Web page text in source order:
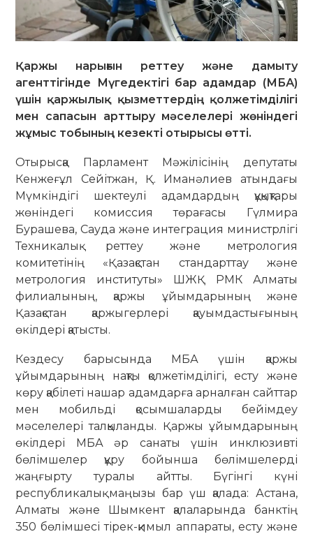
Қаржы нарығын реттеу және дамыту
агенттігінде Мүгедектігі бар адамдар (МБА)
үшін қаржылық қызметтердің қолжетімділігі
мен сапасын арттыру мәселелері жөніндегі
жұмыс тобының кезекті отырысы өтті.
Отырысқа Парламент Мәжілісінің депутаты
Кенжеғұл Сейітжан, Қ. Иманәлиев атындағы
Мүмкіндігі шектеулі адамдардың құқықтары
жөніндегі комиссия төрағасы Гүлмира
Бурашева, Сауда және интеграция министрлігі
Техникалық реттеу және метрология
комитетінің «Қазақстан стандарттау және
метрология институты» ШЖҚ РМК Алматы
филиалының, қаржы ұйымдарының және
Қазақстан қаржыгерлері қауымдастығының
өкілдері қатысты.
Кездесу барысында МБА үшін қаржы
ұйымдарының нақты қолжетімділігі, есту және
көру қабілеті нашар адамдарға арналған сайттар
мен мобильді қосымшаларды бейімдеу
мәселелері талқыланды. Қаржы ұйымдарының
өкілдері МБА әр санаты үшін инклюзивті
бөлімшелер құру бойынша бөлімшелерді
жаңғырту туралы айтты. Бүгінгі күні
республикалық маңызы бар үш қалада: Астана,
Алматы және Шымкент қалаларында банктің
350 бөлімшесі тірек-қимыл аппараты, есту және